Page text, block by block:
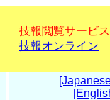
技報閲覧サービス
技報オンライン